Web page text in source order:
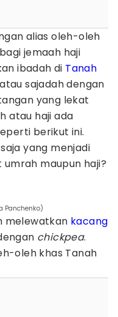
alias oleh-oleh
jemaah haji
ibadah di Tanah
sajadah dengan
yang lekat
atau haji ada
berikut ini.
yang menjadi
maupun haji?
Panchenko)
melewatkan kacang
chickpea.
oleh khas Tanah